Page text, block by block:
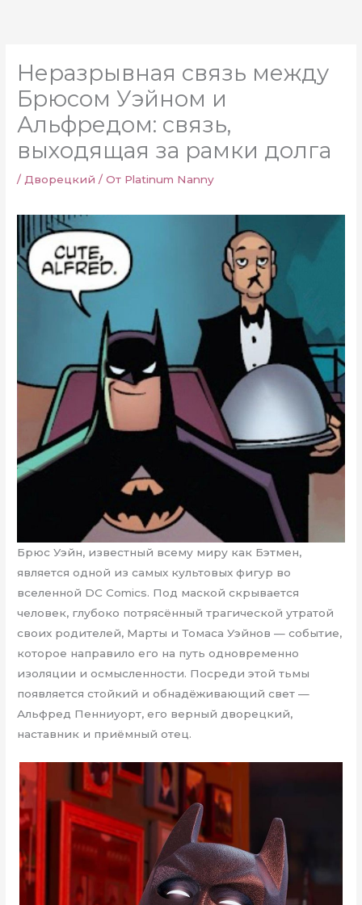
Неразрывная связь между
Брюсом Уэйном и
Альфредом: связь,
выходящая за рамки долга
/Дворецкий / От Platinum Nanny
Брюс Уэйн, известный всему миру как Бэтмен,
является одной из самых культовых фигур во
вселенной DC Comics. Под маской скрывается
человек, глубоко потрясённый трагической утратой
своих родителей, Марты и Томаса Уэйнов — событие,
которое направило его на путь одновременно
изоляции и осмысленности. Посреди этой тьмы
появляется стойкий и обнадёживающий свет —
Альфред Пенниуорт, его верный дворецкий,
наставник и приёмный отец.